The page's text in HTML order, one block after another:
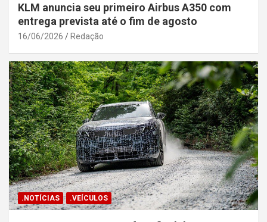
KLM anuncia seu primeiro Airbus A350 com
entrega prevista até o fim de agosto
16/06/2026 Redação
.NOTÍCIAS .VEÍCULOS